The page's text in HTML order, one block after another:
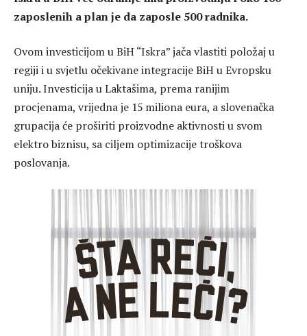
zaposlenih a plan je da zaposle 500 radnika.
Ovom investicijom u BiH “Iskra” jača vlastiti položaj u
regiji i u svjetlu očekivane integracije BiH u Evropsku
uniju. Investicija u Laktašima, prema ranijim
procjenama, vrijedna je 15 miliona eura, a slovenačka
grupacija će proširiti proizvodne aktivnosti u svom
elektro biznisu, sa ciljem optimizacije troškova
poslovanja.